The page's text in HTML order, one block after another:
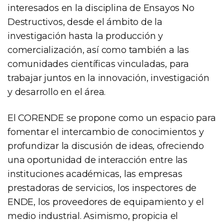
interesados en la disciplina de Ensayos No
Destructivos, desde el ámbito de la
investigación hasta la producción y
comercialización, así como también a las
comunidades científicas vinculadas, para
trabajar juntos en la innovación, investigación
y desarrollo en el área.
El CORENDE se propone como un espacio para
fomentar el intercambio de conocimientos y
profundizar la discusión de ideas, ofreciendo
una oportunidad de interacción entre las
instituciones académicas, las empresas
prestadoras de servicios, los inspectores de
ENDE, los proveedores de equipamiento y el
medio industrial. Asimismo, propicia el